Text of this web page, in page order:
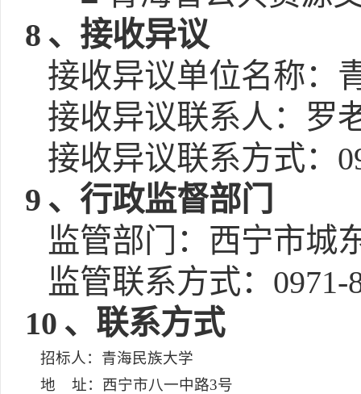
8 、接收异议
接收异议单位名称：
接收异议联系人：罗
接收异议联系方式：
9 、行政监督部门
监管部门：西宁市城
监管联系方式：0971-
10 、联系方式
招标人：青海民族大学
地 址：西宁市八一中路3号